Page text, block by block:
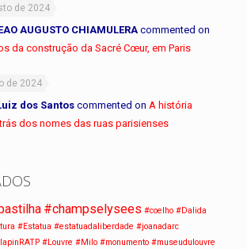
de 2024
AUGUSTO CHIAMULERA commented on
da construção da Sacré Cœur, em Paris
de 2024
dos Santos commented on A história
dos nomes das ruas parisienses
#champselysees #coelho #Dalida
#Estatua #estatuadaliberdade #joanadarc
#Louvre #Milo #monumento #museudulouvre